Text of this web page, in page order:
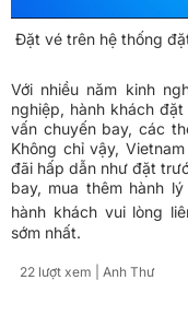
Đặt vé trên hệ thống
Với nhiều năm kinh
nghiệp, hành khách
vấn chuyến bay, các
Không chỉ vậy,
đãi hấp dẫn như đặt
bay, mua thêm hành
hành khách vui lòng
sớm nhất.
22 lượt xem | Anh Thư